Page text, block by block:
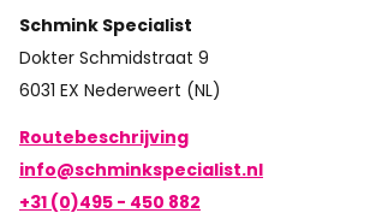
Schmink Specialist
Dokter Schmidstraat 9
6031 EX Nederweert (NL)
Routebeschrijving
info@schminkspecialist.nl
+31 (0)495 - 450 882